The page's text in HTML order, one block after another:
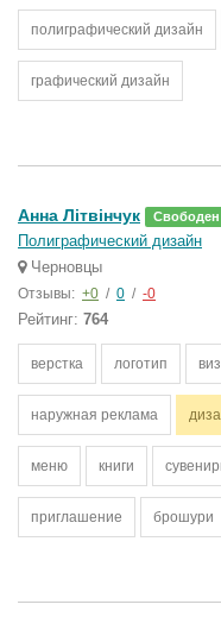
полиграфический дизайн
графический дизайн
Анна Літвінчук Свободен
Полиграфический дизайн
Черновцы
Отзывы: +0 / 0 / -0
Рейтинг: 764
верстка логотип
наружная реклама
меню книги
приглашение брошури